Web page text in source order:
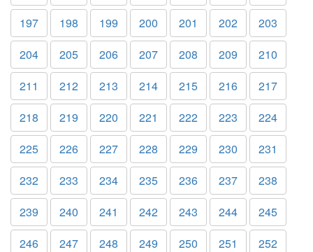
197
198 199 200 201 202
203
204
205 206 207 208 209
210
211
212 213 214 215 216
217
218
219 220 221 222 223
224
225
226 227 228 229 230
231
232
233 234 235 236 237
238
239
240 241 242 243 244
245
246
247 248 249 250 251
252